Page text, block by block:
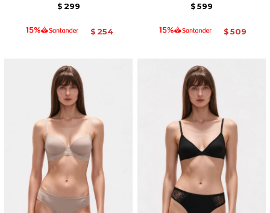
$ 299
$ 254
$ 599
$ 509